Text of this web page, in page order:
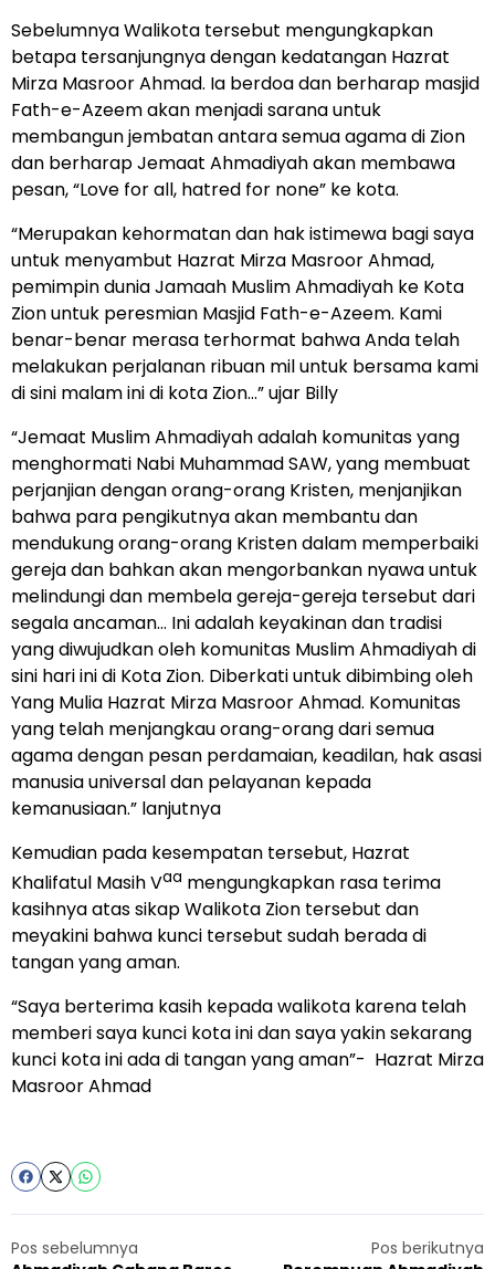
Sebelumnya Walikota tersebut mengungkapkan
betapa tersanjungnya dengan kedatangan Hazrat
Mirza Masroor Ahmad. Ia berdoa dan berharap masjid
Fath-e-Azeem akan menjadi sarana untuk
membangun jembatan antara semua agama di Zion
dan berharap Jemaat Ahmadiyah akan membawa
pesan, “Love for all, hatred for none” ke kota.
“Merupakan kehormatan dan hak istimewa bagi saya
untuk menyambut Hazrat Mirza Masroor Ahmad,
pemimpin dunia Jamaah Muslim Ahmadiyah ke Kota
Zion untuk peresmian Masjid Fath-e-Azeem. Kami
benar-benar merasa terhormat bahwa Anda telah
melakukan perjalanan ribuan mil untuk bersama kami
di sini malam ini di kota Zion…” ujar Billy
“Jemaat Muslim Ahmadiyah adalah komunitas yang
menghormati Nabi Muhammad SAW, yang membuat
perjanjian dengan orang-orang Kristen, menjanjikan
bahwa para pengikutnya akan membantu dan
mendukung orang-orang Kristen dalam memperbaiki
gereja dan bahkan akan mengorbankan nyawa untuk
melindungi dan membela gereja-gereja tersebut dari
segala ancaman… Ini adalah keyakinan dan tradisi
yang diwujudkan oleh komunitas Muslim Ahmadiyah di
sini hari ini di Kota Zion. Diberkati untuk dibimbing oleh
Yang Mulia Hazrat Mirza Masroor Ahmad. Komunitas
yang telah menjangkau orang-orang dari semua
agama dengan pesan perdamaian, keadilan, hak asasi
manusia universal dan pelayanan kepada
kemanusiaan.” lanjutnya
Kemudian pada kesempatan tersebut, Hazrat
Khalifatul Masih Vaa mengungkapkan rasa terima
kasihnya atas sikap Walikota Zion tersebut dan
meyakini bahwa kunci tersebut sudah berada di
tangan yang aman.
“Saya berterima kasih kepada walikota karena telah
memberi saya kunci kota ini dan saya yakin sekarang
kunci kota ini ada di tangan yang aman”- Hazrat Mirza
Masroor Ahmad
Pos sebelumnya
Pos berikutnya